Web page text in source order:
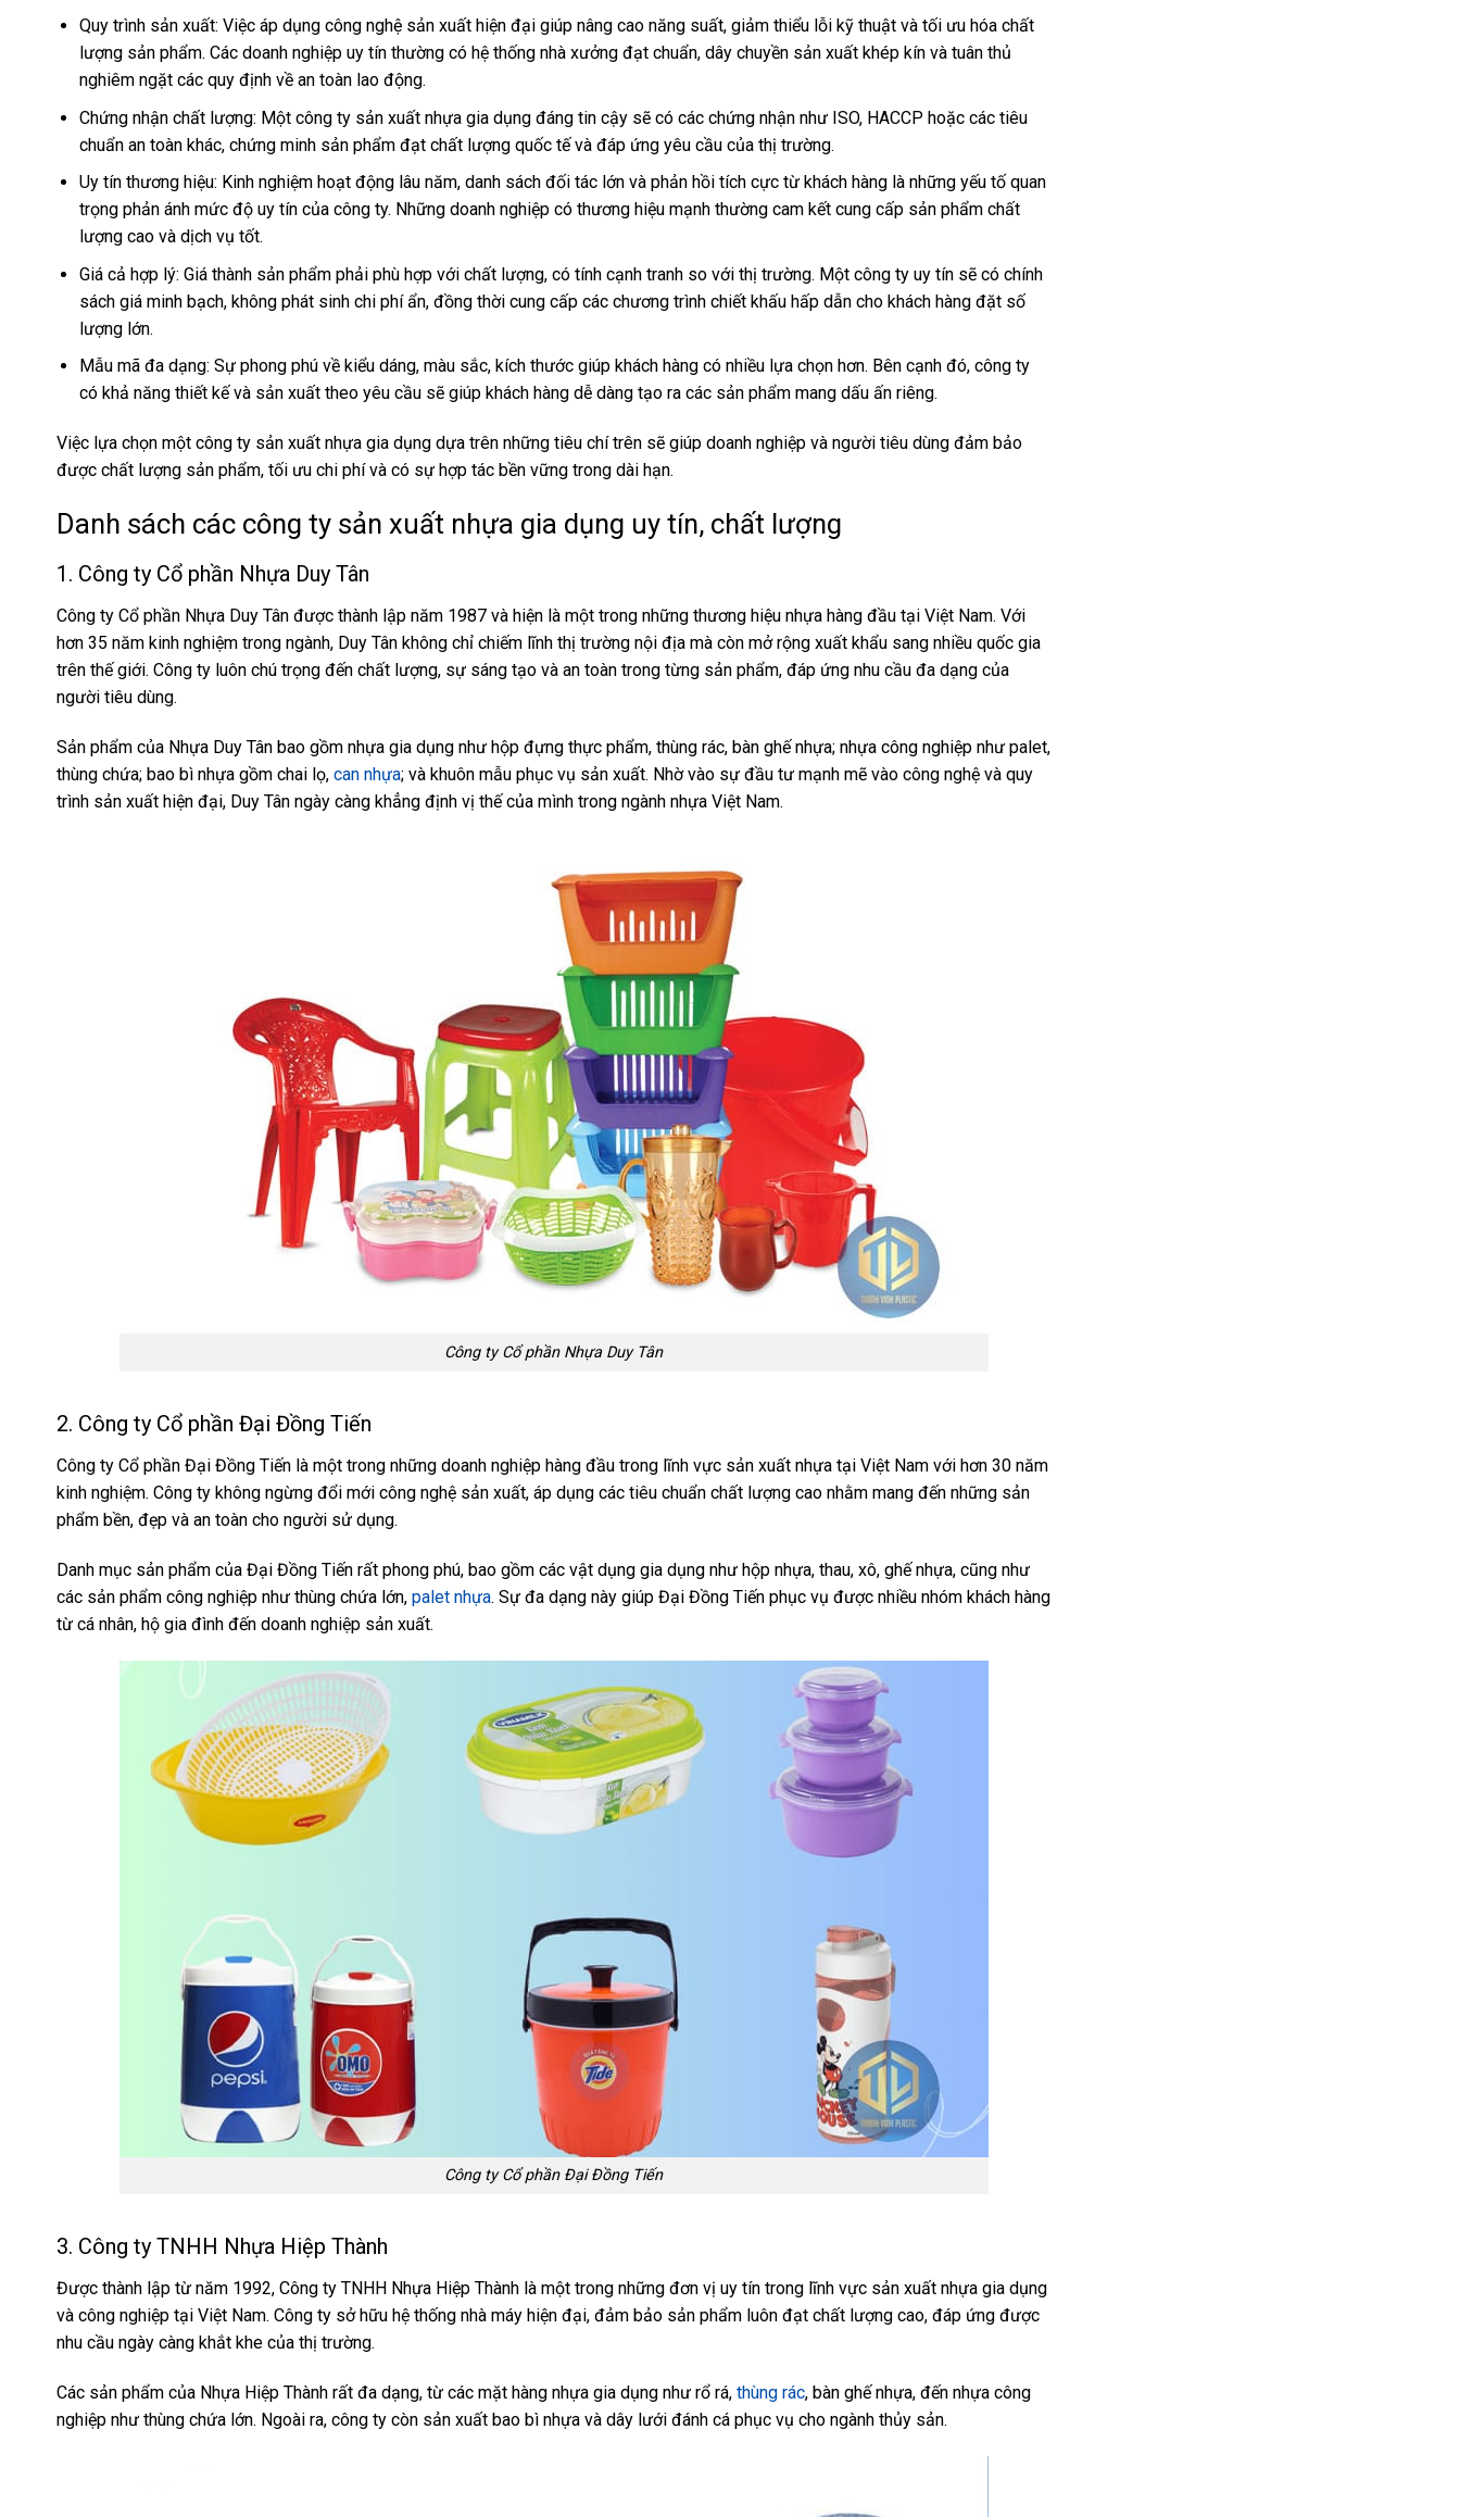
Quy trình sản xuất: Việc áp dụng công nghệ sản xuất hiện đại giúp nâng cao năng suất, giảm thiểu lỗi kỹ thuật và tối ưu hóa chất
lượng sản phẩm. Các doanh nghiệp uy tín thường có hệ thống nhà xưởng đạt chuẩn, dây chuyền sản xuất khép kín và tuân thủ
nghiêm ngặt các quy định về an toàn lao động.
Chứng nhận chất lượng: Một công ty sản xuất nhựa gia dụng đáng tin cậy sẽ có các chứng nhận như ISO, HACCP hoặc các tiêu
chuẩn an toàn khác, chứng minh sản phẩm đạt chất lượng quốc tế và đáp ứng yêu cầu của thị trường.
Uy tín thương hiệu: Kinh nghiệm hoạt động lâu năm, danh sách đối tác lớn và phản hồi tích cực từ khách hàng là những yếu tố quan
trọng phản ánh mức độ uy tín của công ty. Những doanh nghiệp có thương hiệu mạnh thường cam kết cung cấp sản phẩm chất
lượng cao và dịch vụ tốt.
Giá cả hợp lý: Giá thành sản phẩm phải phù hợp với chất lượng, có tính cạnh tranh so với thị trường. Một công ty uy tín sẽ có chính
sách giá minh bạch, không phát sinh chi phí ẩn, đồng thời cung cấp các chương trình chiết khấu hấp dẫn cho khách hàng đặt số
lượng lớn.
Mẫu mã đa dạng: Sự phong phú về kiểu dáng, màu sắc, kích thước giúp khách hàng có nhiều lựa chọn hơn. Bên cạnh đó, công ty
có khả năng thiết kế và sản xuất theo yêu cầu sẽ giúp khách hàng dễ dàng tạo ra các sản phẩm mang dấu ấn riêng.
Việc lựa chọn một công ty sản xuất nhựa gia dụng dựa trên những tiêu chí trên sẽ giúp doanh nghiệp và người tiêu dùng đảm bảo
được chất lượng sản phẩm, tối ưu chi phí và có sự hợp tác bền vững trong dài hạn.
Danh sách các công ty sản xuất nhựa gia dụng uy tín, chất lượng
1. Công ty Cổ phần Nhựa Duy Tân
Công ty Cổ phần Nhựa Duy Tân được thành lập năm 1987 và hiện là một trong những thương hiệu nhựa hàng đầu tại Việt Nam. Với
hơn 35 năm kinh nghiệm trong ngành, Duy Tân không chỉ chiếm lĩnh thị trường nội địa mà còn mở rộng xuất khẩu sang nhiều quốc gia
trên thế giới. Công ty luôn chú trọng đến chất lượng, sự sáng tạo và an toàn trong từng sản phẩm, đáp ứng nhu cầu đa dạng của
người tiêu dùng.
Sản phẩm của Nhựa Duy Tân bao gồm nhựa gia dụng như hộp đựng thực phẩm, thùng rác, bàn ghế nhựa; nhựa công nghiệp như palet,
thùng chứa; bao bì nhựa gồm chai lọ, can nhựa; và khuôn mẫu phục vụ sản xuất. Nhờ vào sự đầu tư mạnh mẽ vào công nghệ và quy
trình sản xuất hiện đại, Duy Tân ngày càng khẳng định vị thế của mình trong ngành nhựa Việt Nam.
Công ty Cổ phần Nhựa Duy Tân
2. Công ty Cổ phần Đại Đồng Tiến
Công ty Cổ phần Đại Đồng Tiến là một trong những doanh nghiệp hàng đầu trong lĩnh vực sản xuất nhựa tại Việt Nam với hơn 30 năm
kinh nghiệm. Công ty không ngừng đổi mới công nghệ sản xuất, áp dụng các tiêu chuẩn chất lượng cao nhằm mang đến những sản
phẩm bền, đẹp và an toàn cho người sử dụng.
Danh mục sản phẩm của Đại Đồng Tiến rất phong phú, bao gồm các vật dụng gia dụng như hộp nhựa, thau, xô, ghế nhựa, cũng như
các sản phẩm công nghiệp như thùng chứa lớn, palet nhựa. Sự đa dạng này giúp Đại Đồng Tiến phục vụ được nhiều nhóm khách hàng
từ cá nhân, hộ gia đình đến doanh nghiệp sản xuất.
Công ty Cổ phần Đại Đồng Tiến
3. Công ty TNHH Nhựa Hiệp Thành
Được thành lập từ năm 1992, Công ty TNHH Nhựa Hiệp Thành là một trong những đơn vị uy tín trong lĩnh vực sản xuất nhựa gia dụng
và công nghiệp tại Việt Nam. Công ty sở hữu hệ thống nhà máy hiện đại, đảm bảo sản phẩm luôn đạt chất lượng cao, đáp ứng được
nhu cầu ngày càng khắt khe của thị trường.
Các sản phẩm của Nhựa Hiệp Thành rất đa dạng, từ các mặt hàng nhựa gia dụng như rổ rá, thùng rác, bàn ghế nhựa, đến nhựa công
nghiệp như thùng chứa lớn. Ngoài ra, công ty còn sản xuất bao bì nhựa và dây lưới đánh cá phục vụ cho ngành thủy sản.